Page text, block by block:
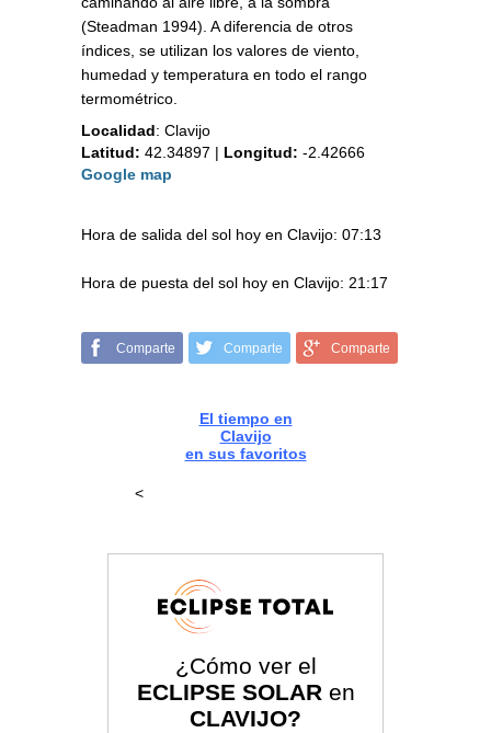
(Steadman 1994). A diferencia de otros
índices, se utilizan los valores de viento,
humedad y temperatura en todo el rango
termométrico.
Localidad: Clavijo
Latitud: 42.34897 | Longitud: -2.42666
Google map
Hora de salida del sol hoy en Clavijo: 07:13
Hora de puesta del sol hoy en Clavijo: 21:17
Comparte Comparte Comparte
El tiempo en
Clavijo
en sus favoritos
<
¿Cómo ver el
ECLIPSE SOLAR en
CLAVIJO?